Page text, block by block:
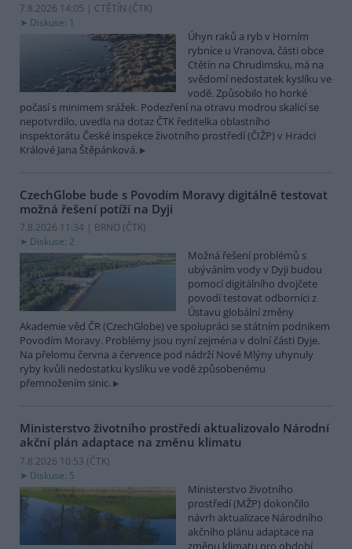
7.8.2026 14:05 | CTĚTÍN (ČTK)
Diskuse: 1
Úhyn raků a ryb v Horním
rybníce u Vranova, části obce
Ctětín na Chrudimsku, má na
svědomí nedostatek kyslíku ve
vodě. Způsobilo ho horké
počasí s minimem srážek. Podezření na otravu modrou skalicí se
nepotvrdilo, uvedla na dotaz ČTK ředitelka oblastního
inspektorátu České inspekce životního prostředí (ČIŽP) v Hradci
Králové Jana Štěpánková.
CzechGlobe bude s Povodím Moravy digitálně testovat
možná řešení potíží na Dyji
7.8.2026 11:34 | BRNO (ČTK)
Diskuse: 2
Možná řešení problémů s
ubýváním vody v Dyji budou
pomocí digitálního dvojčete
povodí testovat odborníci z
Ústavu globální změny
Akademie věd ČR (CzechGlobe) ve spolupráci se státním podnikem
Povodím Moravy. Problémy jsou nyní zejména v dolní části Dyje.
Na přelomu června a července pod nádrží Nové Mlýny uhynuly
ryby kvůli nedostatku kyslíku ve vodě způsobenému
přemnožením sinic.
Ministerstvo životního prostředí aktualizovalo Národní
akční plán adaptace na změnu klimatu
7.8.2026 10:53 (ČTK)
Diskuse: 5
Ministerstvo životního
prostředí (MŽP) dokončilo
návrh aktualizace Národního
akčního plánu adaptace na
změnu klimatu pro období